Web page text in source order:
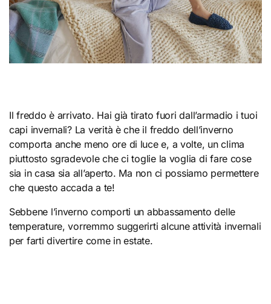
Il freddo è arrivato. Hai già tirato fuori dall’armadio i tuoi
capi invernali? La verità è che il freddo dell’inverno
comporta anche meno ore di luce e, a volte, un clima
piuttosto sgradevole che ci toglie la voglia di fare cose
sia in casa sia all’aperto. Ma non ci possiamo permettere
che questo accada a te!
Sebbene l’inverno comporti un abbassamento delle
temperature, vorremmo suggerirti alcune attività invernali
per farti divertire come in estate.